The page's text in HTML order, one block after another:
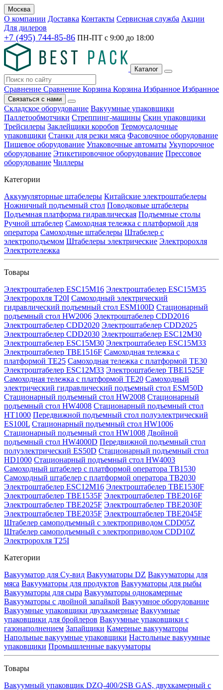
Москва
О компании Доставка Контакты Сервисная служба Акции
Для дилеров
+7 (495) 744-85-86 ПН-ПТ с 9:00 до 18:00
Каталог
Сравнение Сравнение Корзина Корзина Избранное Избранное
Связаться с нами
Складское оборудование Вакуумные упаковщики
Паллетообмотчики Стреппинг-машины Скин упаковщики
Трейсилеры Заклейщики коробов Термоусадочные
упаковщики Станки для резки мяса Фасовочное оборудование
Пищевое оборудование Упаковочные автоматы Укупорочное
оборудование Этикетировочное оборудование Прессовое
оборудование Чиллеры
Категории
Аккумуляторные штабелеры Китайские электроштабелеры
Ножничный подъемный стол Поводковые штабелеры
Подъемная платформа гидравлическая Подъемные столы
Ручной штабелер Самоходная тележка с платформой для
оператора Самоходные штабелеры Штабелер с
электроподъемом Штабелеры электрические Электророхля
Электротележка
Товары
Электроштабелер ESC15M16 Электроштабелер ESC15M35
Электророхля T20I Самоходный электрический
гидравлический подъемный стол ESM100D Стационарный
подъемный стол HW2006 Электроштабелер CDD2016
Электроштабелер CDD2020 Электроштабелер CDD2025
Электроштабелер CDD2030 Электроштабелер ESC12M30
Электроштабелер ESC15M30 Электроштабелер ESC15M33
Электроштабелер TBE1516F Самоходная тележка с
платформой TE25 Самоходная тележка с платформой TE30
Электроштабелер ESC12M33 Электроштабелер TBE1525F
Самоходная тележка с платформой TE20 Самоходный
электрический гидравлический подъемный стол ESM50D
Стационарный подъемный стол HW2008 Стационарный
подъемный стол HW4008 Стационарный подъемный стол
HT1000 Передвижной подъемный стол полуэлектрический
ES100L Стационарный подъемный стол HW1006
Стационарный подъемный стол HW1008 Двойной
подъемный стол HW4000D Передвижной подъемный стол
полуэлектрический ES50D Стационарный подъемный стол
HD1000 Стационарный подъемный стол HW4003
Самоходный штабелер с платформой оператора TB1530
Самоходный штабелер с платформой оператора TB2030
Электроштабелер ESC12M16 Электроштабелер TBE1530F
Электроштабелер TBE1535F Электроштабелер TBE2016F
Электроштабелер TBE2025F Электроштабелер TBE2030F
Электроштабелер TBE2035F Электроштабелер TBE2045F
Штабелер самоподъемный с электроприводом CDD05Z
Штабелер самоподъемный с электроприводом CDD10Z
Электророхля T25I
Категории
Вакууматор для Су-вид Вакууматоры DZ Вакууматоры для
мяса Вакууматоры для продуктов Вакууматоры для рыбы
Вакууматоры для сыра Вакууматоры однокамерные
Вакууматоры с двойной запайкой Вакуумное оборудование
Вакуумные упаковщики двухкамерные Вакуумные
упаковщики для бройлеров Вакуумные упаковщики с
газонаполнением Запайщики Камерные вакууматоры
Напольные вакуумные упаковщики Настольные вакуумные
упаковщики Промышленные вакууматоры
Товары
Вакуумный упаковщик DZQ-400/2SB GAS, двухкамерный с